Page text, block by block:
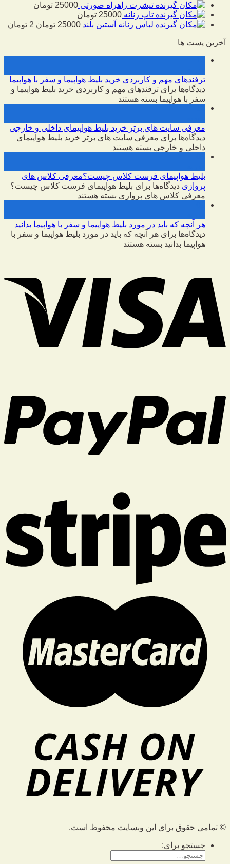
تیشرت راهراه صورتی 25000 تومان
تاپ زنانه 25000 تومان
لباس زنانه آستین بلند 25000 تومان 2 تومان
آخرین پست ها
ترفندهای مهم و کاربردی خرید بلیط هواپیما و سفر با هواپیما
دیدگاه‌ها برای ترفندهای مهم و کاربردی خرید بلیط هواپیما و
سفر با هواپیما بسته هستند
معرفی سایت های برتر خرید بلیط هواپیمای داخلی و خارجی
دیدگاه‌ها برای معرفی سایت های برتر خرید بلیط هواپیمای
داخلی و خارجی بسته هستند
بلیط هواپیمای فرست کلاس چیست؟معرفی کلاس های
پروازی دیدگاه‌ها برای بلیط هواپیمای فرست کلاس چیست؟
معرفی کلاس های پروازی بسته هستند
هر آنچه که باید در مورد بلیط هواپیما و سفر با هواپیما بدانید
دیدگاه‌ها برای هر آنچه که باید در مورد بلیط هواپیما و سفر با
هواپیما بدانید بسته هستند
© تمامی حقوق برای این وبسایت محفوظ است.
جستجو برای: